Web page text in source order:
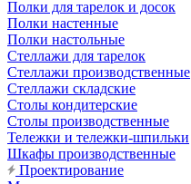
Полки для тарелок и досок
Полки настенные
Полки настольные
Стеллажи для тарелок
Стеллажи производственные
Стеллажи складские
Столы кондитерские
Столы производственные
Тележки и тележки-шпильки
Шкафы производственные
Проектирование